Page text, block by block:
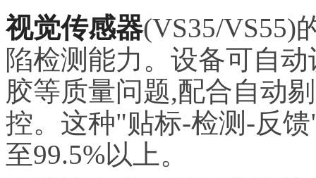
视觉传感器(VS35/VS55)
陷检测能力。设备可自
胶等质量问题,配合自动
控。这种"贴标-检测-反
至99.5%以上。